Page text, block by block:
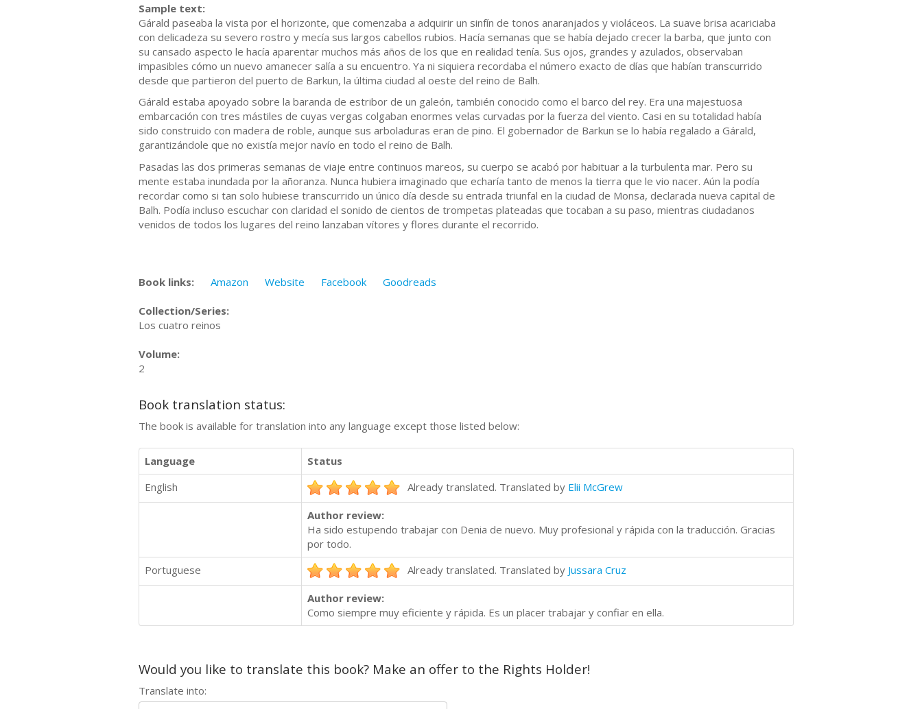
Sample text:
Gárald paseaba la vista por el horizonte, que comenzaba a adquirir un sinfín de tonos anaranjados y violáceos. La suave brisa acariciaba
con delicadeza su severo rostro y mecía sus largos cabellos rubios. Hacía semanas que se había dejado crecer la barba, que junto con
su cansado aspecto le hacía aparentar muchos más años de los que en realidad tenía. Sus ojos, grandes y azulados, observaban
impasibles cómo un nuevo amanecer salía a su encuentro. Ya ni siquiera recordaba el número exacto de días que habían transcurrido
desde que partieron del puerto de Barkun, la última ciudad al oeste del reino de Balh.
Gárald estaba apoyado sobre la baranda de estribor de un galeón, también conocido como el barco del rey. Era una majestuosa
embarcación con tres mástiles de cuyas vergas colgaban enormes velas curvadas por la fuerza del viento. Casi en su totalidad había
sido construido con madera de roble, aunque sus arboladuras eran de pino. El gobernador de Barkun se lo había regalado a Gárald,
garantizándole que no existía mejor navío en todo el reino de Balh.
Pasadas las dos primeras semanas de viaje entre continuos mareos, su cuerpo se acabó por habituar a la turbulenta mar. Pero su
mente estaba inundada por la añoranza. Nunca hubiera imaginado que echaría tanto de menos la tierra que le vio nacer. Aún la podía
recordar como si tan solo hubiese transcurrido un único día desde su entrada triunfal en la ciudad de Monsa, declarada nueva capital de
Balh. Podía incluso escuchar con claridad el sonido de cientos de trompetas plateadas que tocaban a su paso, mientras ciudadanos
venidos de todos los lugares del reino lanzaban vítores y flores durante el recorrido.
Book links: Amazon Website Facebook Goodreads
Collection/Series:
Los cuatro reinos
Volume:
2
Book translation status:
The book is available for translation into any language except those listed below:
Language
Status
English
Already translated. Translated by Elii McGrew
Author review:
Ha sido estupendo trabajar con Denia de nuevo. Muy profesional y rápida con la traducción. Gracias
por todo.
Portuguese
Already translated. Translated by Jussara Cruz
Author review:
Como siempre muy eficiente y rápida. Es un placer trabajar y confiar en ella.
Would you like to translate this book? Make an offer to the Rights Holder!
Translate into: